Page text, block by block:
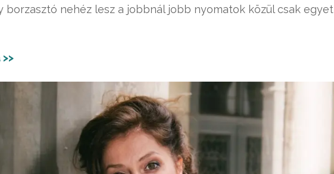
borzasztó nehéz lesz a jobbnál jobb nyomatok közül csak egyet